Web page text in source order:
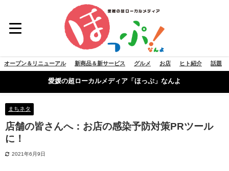
オープン＆リニューアル 新商品＆新サービス グルメ お店 ヒト紹介 話題
愛媛の超ローカルメディア「ほっぷ」なんよ
まちネタ
店舗の皆さんへ：お店の感染予防対策PRツール
に！
2021年6月9日